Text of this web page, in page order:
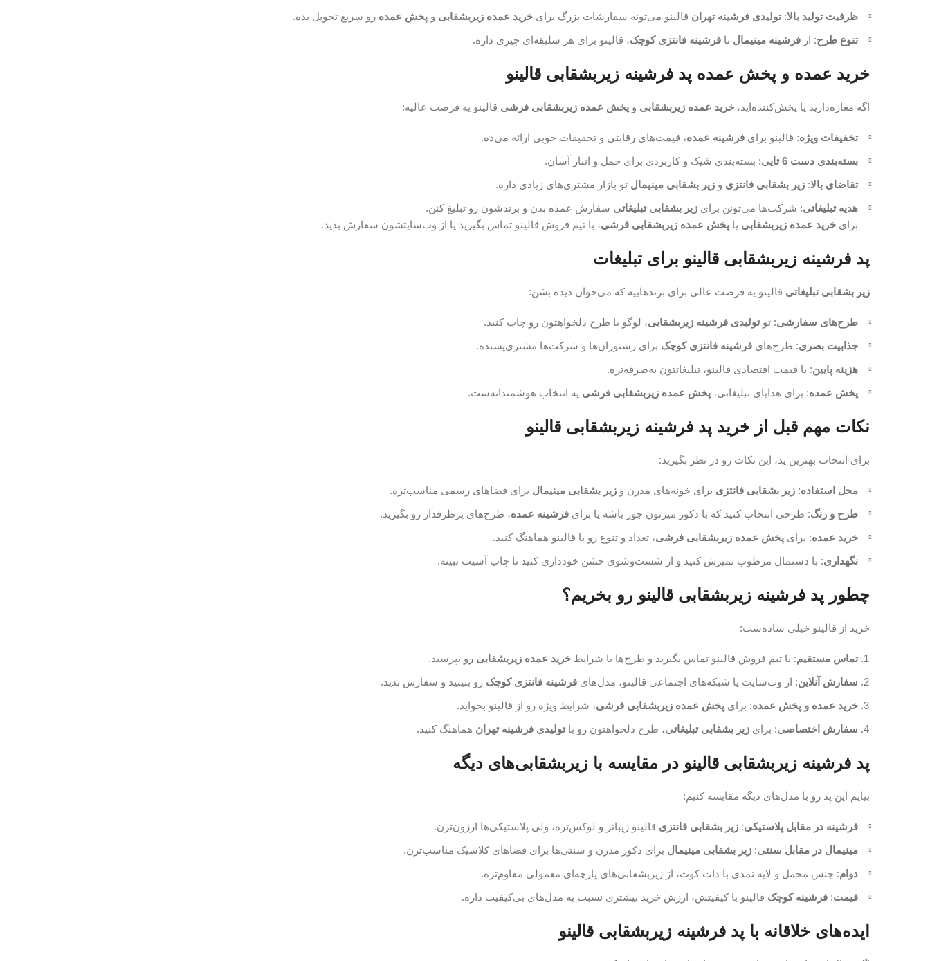
ظرفیت تولید بالا:تولیدی فرشینه تهران قالینو می‌تونه سفارشات بزرگ برای خرید عمده زیربشقابی و پخش عمده رو سریع تحویل بده.
تنوع طرح: از فرشینه مینیمال تا فرشینه فانتزی کوچک، قالینو برای هر سلیقه‌ای چیزی داره.
خرید عمده و پخش عمده پد فرشینه زیربشقابی قالینو
اگه مغازه‌دارید یا پخش‌کننده‌اید، خرید عمده زیربشقابی و پخش عمده زیربشقابی فرشی قالینو یه فرصت عالیه:
تخفیفات ویژه: قالینو برای فرشینه عمده، قیمت‌های رقابتی و تخفیفات خوبی ارائه می‌ده.
بسته‌بندی دست 6 تایی
: بسته‌بندی شیک و کاربردی برای حمل و انبار آسان.
تقاضای بالا: زیر بشقابی فانتزی و زیر بشقابی مینیمال تو بازار مشتری‌های زیادی داره.
هدیه تبلیغاتی: شرکت‌ها می‌تونن برای زیر بشقابی تبلیغاتی سفارش عمده بدن و برندشون رو تبلیغ کنن.
برای خرید عمده زیربشقابی یا پخش عمده زیربشقابی فرشی، با تیم فروش قالینو تماس بگیرید یا از وب‌سایتشون سفارش بدید.
پد فرشینه زیربشقابی قالینو برای تبلیغات
زیر بشقابی تبلیغاتی قالینو یه فرصت عالی برای برندهاییه که می‌خوان دیده بشن:
طرح‌های سفارشی: توتولیدی فرشینه زیربشقابی، لوگو یا طرح دلخواهتون رو چاپ کنید.
جذابیت بصری: طرح‌های فرشینه فانتزی کوچک برای رستوران‌ها و شرکت‌ها مشتری‌پسنده.
هزینه پایین: با قیمت اقتصادی قالینو، تبلیغاتتون به‌صرفه‌تره.
پخش عمده: برای هدایای تبلیغاتی، پخش عمده زیربشقابی فرشی یه انتخاب هوشمندانه‌ست.
نکات مهم قبل از خرید پد فرشینه زیربشقابی قالینو
برای انتخاب بهترین پد، این نکات رو در نظر بگیرید:
محل استفاده: زیر بشقابی فانتزی برای خونه‌های مدرن و زیر بشقابی مینیمال برای فضاهای رسمی مناسب‌تره.
طرح و رنگ: طرحی انتخاب کنید که با دکور میزتون جور باشه یا برای فرشینه عمده، طرح‌های پرطرفدار رو بگیرید.
خرید عمده: برای پخش عمده زیربشقابی فرشی، تعداد و تنوع رو با قالینو هماهنگ کنید.
نگهداری: با دستمال مرطوب تمیزش کنید و از شست‌وشوی خشن خودداری کنید تا چاپ آسیب نبینه.
چطور پد فرشینه زیربشقابی قالینو رو بخریم؟
خرید از قالینو خیلی ساده‌ست:
تماس مستقیم: با تیم فروش قالینو تماس بگیرید و طرح‌ها یا شرایط خرید عمده زیربشقابی رو بپرسید.
سفارش آنلاین: از وب‌سایت یا شبکه‌های اجتماعی قالینو، مدل‌های فرشینه فانتزی کوچک رو ببینید و سفارش بدید.
خرید عمده و پخش عمده: برای پخش عمده زیربشقابی فرشی، شرایط ویژه رو از قالینو بخواید.
سفارش اختصاصی: برای زیر بشقابی تبلیغاتی، طرح دلخواهتون رو باتولیدی فرشینه تهران هماهنگ کنید.
پد فرشینه زیربشقابی قالینو در مقایسه با زیربشقابی‌های دیگه
بیایم این پد رو با مدل‌های دیگه مقایسه کنیم:
فرشینه در مقابل پلاستیکی: زیر بشقابی فانتزی قالینو زیباتر و لوکس‌تره، ولی پلاستیکی‌ها ارزون‌ترن.
مینیمال در مقابل سنتی: زیر بشقابی مینیمال برای دکور مدرن و سنتی‌ها برای فضاهای کلاسیک مناسب‌ترن.
دوام: جنس مخمل و لایه نمدی با دات کوت، از زیربشقابی‌های پارچه‌ای معمولی مقاوم‌تره.
قیمت: فرشینه کوچک قالینو با کیفیتش، ارزش خرید بیشتری نسبت به مدل‌های بی‌کیفیت داره.
ایده‌های خلاقانه با پد فرشینه زیربشقابی قالینو